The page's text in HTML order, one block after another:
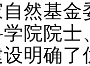
自然基
学院院
明确了